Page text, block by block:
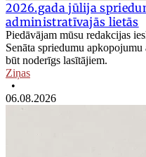
2026.gada jūlija
administratīvajās lietās
Piedāvājam mūsu redakcijas
Senāta spriedumu
būt noderīgs lasītājiem.
Ziņas
•
06.08.2026